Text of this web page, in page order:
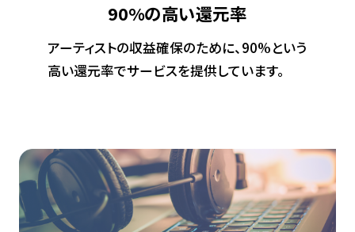
90%の高い還元率
アーティストの収益確保のために、90%という
高い還元率でサービスを提供しています。